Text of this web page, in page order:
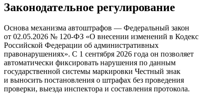
Законодательное регулирование
Основа механизма автоштрафов — Федеральный закон
от 02.05.2026 № 120-ФЗ «О внесении изменений в Кодекс
Российской Федерации об административных
правонарушениях». С 1 сентября 2026 года он позволяет
автоматически фиксировать нарушения по данным
государственной системы маркировки Честный знак
и выносить постановления о штрафах без проведения
проверки, выезда инспектора и составления протокола.